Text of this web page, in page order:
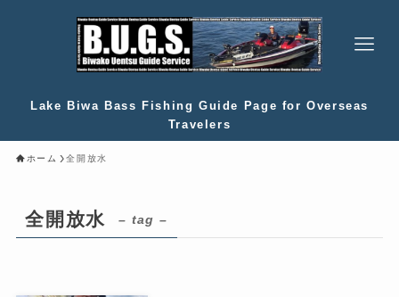
Lake Biwa Bass Fishing Guide Page for Overseas
Travelers
ホーム 全開放水
全開放水 – tag –